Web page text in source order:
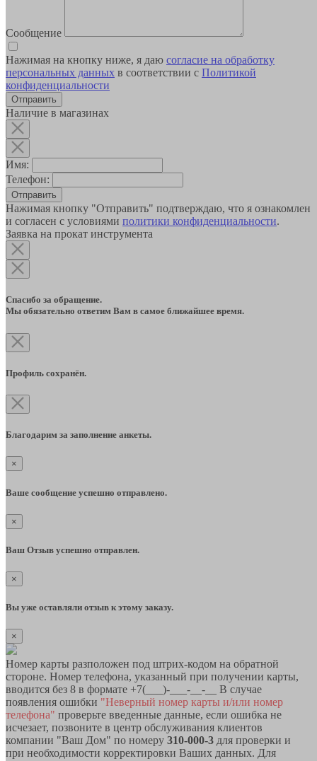
Сообщение
Нажимая на кнопку ниже, я даю согласие на обработку
персональных данных в соответствии с Политикой
конфиденциальности
Наличие в магазинах
Имя:
Телефон:
Отправить
Нажимая кнопку "Отправить" подтверждаю, что я ознакомлен
и согласен с условиями политики конфиденциальности.
Заявка на прокат инструмента
Спасибо за обращение.
Мы обязательно ответим Вам в самое ближайшее время.
Профиль сохранён.
Благодарим за заполнение анкеты.
×
Ваше сообщение успешно отправлено.
×
Ваш Отзыв успешно отправлен.
×
Вы уже оставляли отзыв к этому заказу.
×
Номер карты разположен под штрих-кодом на обратной
стороне. Номер телефона, указанный при получении карты,
вводится без 8 в формате +7(___)-___-__-__ В случае
появления ошибки "Неверный номер карты и/или номер
телефона" проверьте введенные данные, если ошибка не
исчезает, позвоните в центр обслуживания клиентов
компании "Ваш Дом" по номеру 310-000-3 для проверки и
при необходимости корректировки Ваших данных. Для